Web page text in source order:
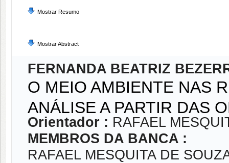
Mostrar Resumo
Mostrar Abstract
FERNANDA BEATRIZ
O MEIO AMBIENTE NAS
ANÁLISE A PARTIR DAS
Orientador : RAFAEL
MEMBROS DA BANCA :
RAFAEL MESQUITA DE